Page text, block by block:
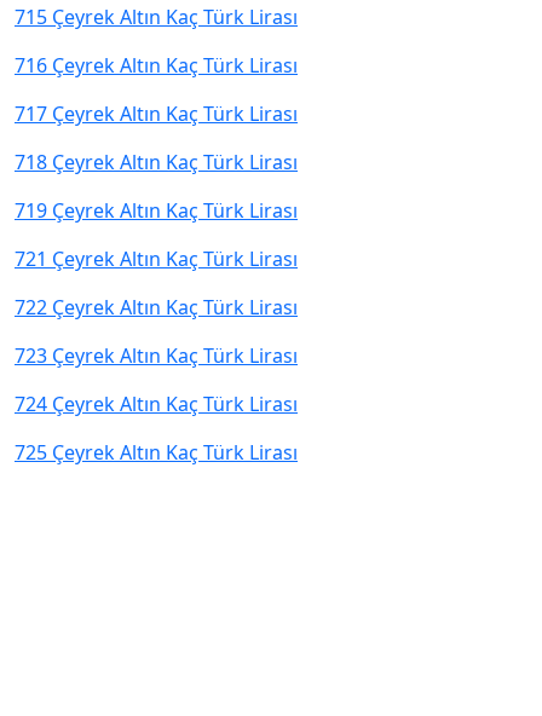
715 Çeyrek Altın Kaç Türk Lirası
716 Çeyrek Altın Kaç Türk Lirası
717 Çeyrek Altın Kaç Türk Lirası
718 Çeyrek Altın Kaç Türk Lirası
719 Çeyrek Altın Kaç Türk Lirası
721 Çeyrek Altın Kaç Türk Lirası
722 Çeyrek Altın Kaç Türk Lirası
723 Çeyrek Altın Kaç Türk Lirası
724 Çeyrek Altın Kaç Türk Lirası
725 Çeyrek Altın Kaç Türk Lirası